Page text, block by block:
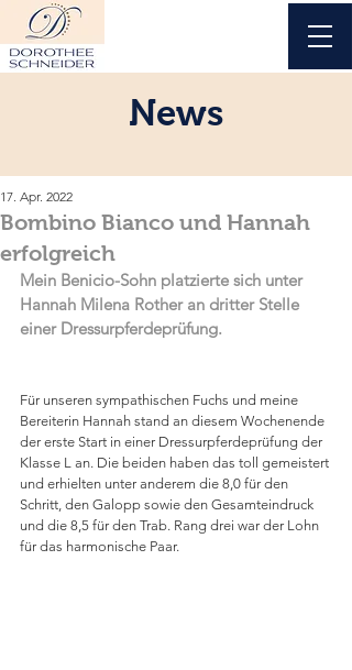
News
Bombino Bianco und Hannah
erfolgreich
17. Apr. 2022
Mein Benicio-Sohn platzierte sich unter
Hannah Milena Rother an dritter Stelle
einer Dressurpferdeprüfung.
Für unseren sympathischen Fuchs und meine
Bereiterin Hannah stand an diesem Wochenende
der erste Start in einer Dressurpferdeprüfung der
Klasse L an. Die beiden haben das toll gemeistert
und erhielten unter anderem die 8,0 für den
Schritt, den Galopp sowie den Gesamteindruck
und die 8,5 für den Trab. Rang drei war der Lohn
für das harmonische Paar.